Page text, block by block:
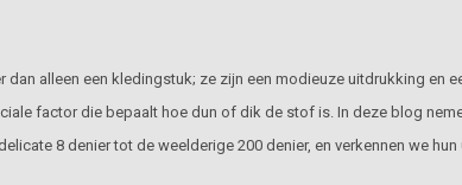
dan alleen een kledingstuk; ze zijn een modieuze uitdrukking en
factor die bepaalt hoe dun of dik de stof is. In deze blog
8 denier tot de weelderige 200 denier, en verkennen we